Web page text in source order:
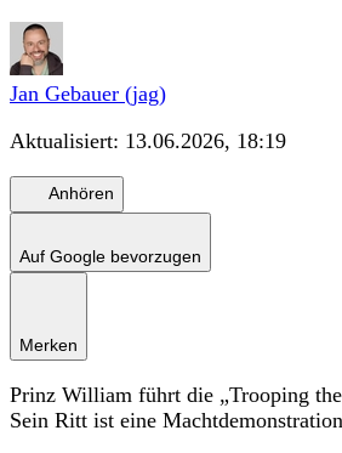
Jan Gebauer (jag)
Aktualisiert: 13.06.2026, 18:19
Anhören
Auf Google bevorzugen
Merken
Prinz William führt die „Trooping
Sein Ritt ist eine